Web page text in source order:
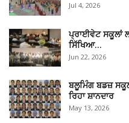
Jul 4, 2026
ਪ੍ਰਾਈਵੇਟ ਸਕੂਲਾਂ
ਸਿੱਖਿਆ…
Jun 22, 2026
ਬਲੂਮਿੰਗ ਬਡਜ਼
ਰਿਹਾ ਸ਼ਾਨਦਾਰ
May 13, 2026